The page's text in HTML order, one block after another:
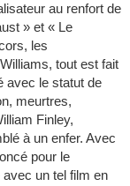
au renfort de
» et « Le
les
tout est fait
avec le statut de
meurtres,
Finley,
à un enfer. Avec
pour le
un tel film en